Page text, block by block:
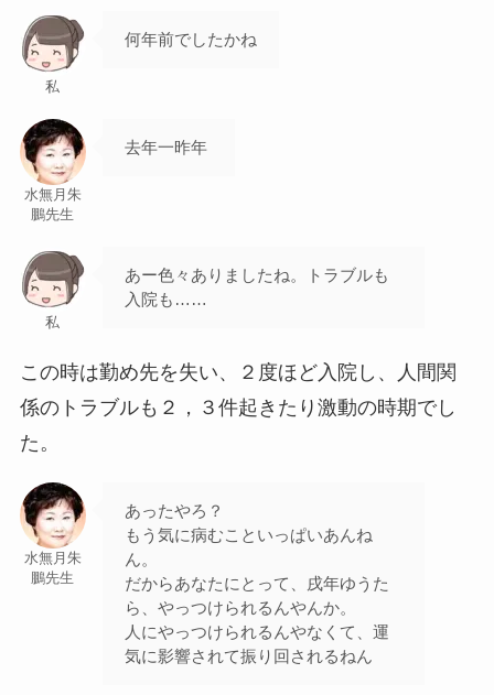
私
何年前でしたかね
水無月朱
鵬先生
去年一昨年
私
あー色々ありましたね。トラブルも
入院も……
この時は勤め先を失い、２度ほど入院し、人間関
係のトラブルも２，３件起きたり激動の時期でし
た。
水無月朱
鵬先生
あったやろ？
もう気に病むこといっぱいあんね
ん。
だからあなたにとって、戌年ゆうた
ら、やっつけられるんやんか。
人にやっつけられるんやなくて、運
気に影響されて振り回されるねん